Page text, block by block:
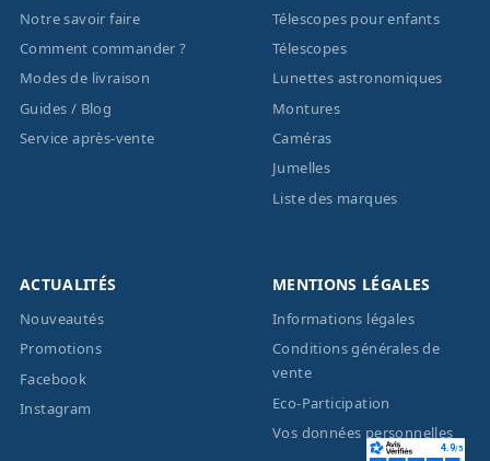
Notre savoir faire
Comment commander ?
Modes de livraison
Guides / Blog
Service après-vente
Télescopes pour enfants
Télescopes
Lunettes astronomiques
Montures
Caméras
Jumelles
Liste des marques
ACTUALITÉS
Nouveautés
Promotions
Facebook
Instagram
MENTIONS LÉGALES
Informations légales
Conditions générales de
vente
Eco-Participation
Vos données personnelles